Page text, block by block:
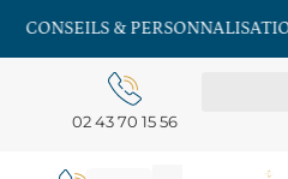
& PERSONNALISATION
02 43 70 15 56